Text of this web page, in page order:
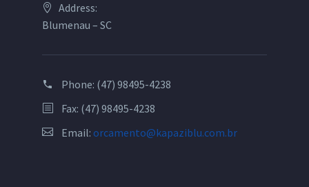
Address:
Blumenau – SC
Phone: (47) 98495-4238
Fax: (47) 98495-4238
Email: orcamento@kapaziblu.com.br